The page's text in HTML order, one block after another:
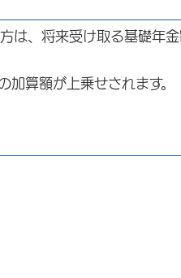
は、将来受け取る基礎年
算額が上乗せされます。